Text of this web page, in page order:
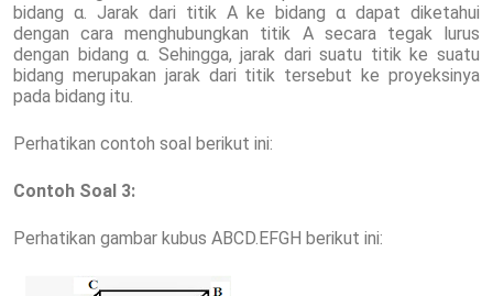
bidang α. Jarak dari titik A ke bidang α dapat diketahui
dengan cara menghubungkan titik A secara tegak lurus
dengan bidang α. Sehingga, jarak dari suatu titik ke suatu
bidang merupakan jarak dari titik tersebut ke proyeksinya
pada bidang itu.
Perhatikan contoh soal berikut ini:
Contoh Soal 3:
Perhatikan gambar kubus ABCD.EFGH berikut ini: